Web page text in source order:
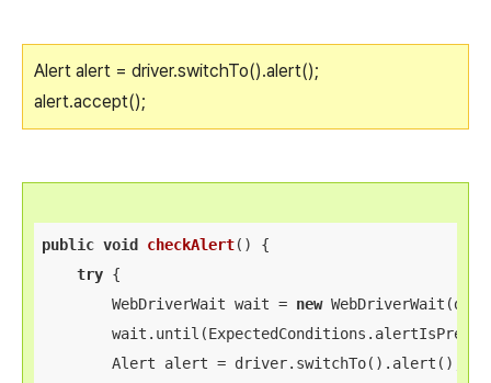
Alert alert = driver.switchTo().alert();
alert.accept();
public void checkAlert()
{
try {
WebDriverWait wait = new WebDriverWait (
        wait
. until (ExpectedConditions .
Alert alert = driver. switchTo(). alert ();